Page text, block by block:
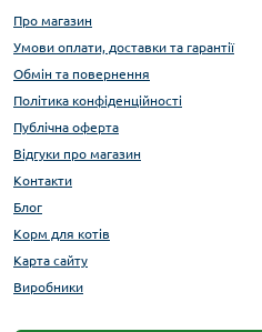
Про магазин
Умови оплати, доставки та гарантії
Обмін та повернення
Політика конфіденційності
Публічна оферта
Відгуки про магазин
Контакти
Блог
Корм для котів
Карта сайту
Виробники